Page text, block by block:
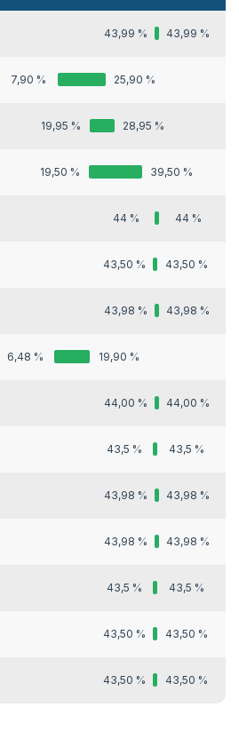
43,99 % 43,99 %
7,90 % 25,90 %
19,95 % 28,95 %
19,50 % 39,50 %
44 % 44 %
43,50 % 43,50 %
43,98 % 43,98 %
6,48 % 19,90 %
44,00 % 44,00 %
43,5 % 43,5 %
43,98 % 43,98 %
43,98 % 43,98 %
43,5 % 43,5 %
43,50 % 43,50 %
43,50 % 43,50 %